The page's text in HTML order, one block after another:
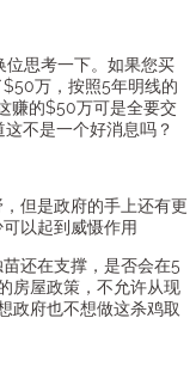
思考一下。如果您买
万，按照5年明线的
赚的$50万可是全要交
不是一个好消息吗？
但是政府的手上还有更
以起到威慑作用
还在支撑，是否会在5
房屋政策，不允许从现
政府也不想做这杀鸡取